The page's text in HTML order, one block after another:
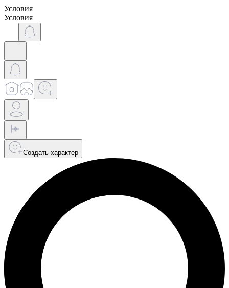
Условия
Условия
Создать характер